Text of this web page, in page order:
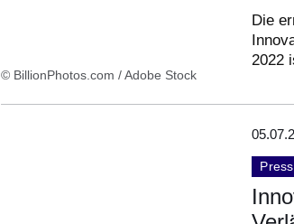
© BillionPhotos.com / Adobe Stock
Die
2022